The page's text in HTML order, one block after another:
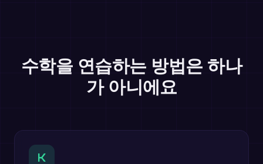
수학을 연습하는 방법은 하나
가 아니에요
K